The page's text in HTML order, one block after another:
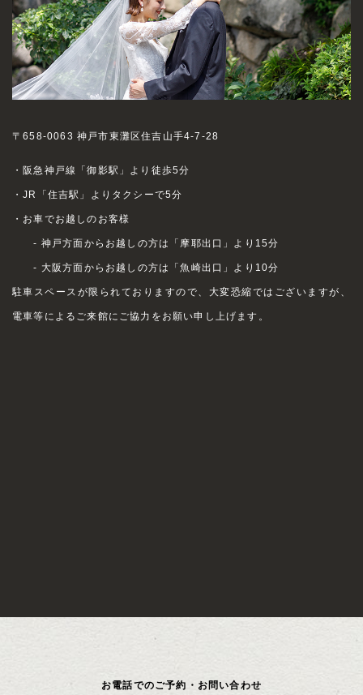
〒658-0063 神戸市東灘区住吉山手4-7-28
・阪急神戸線「御影駅」より徒歩5分
・JR「住吉駅」よりタクシーで5分
・お車でお越しのお客様
- 神戸方面からお越しの方は「摩耶出口」より15分
- 大阪方面からお越しの方は「魚崎出口」より10分
駐車スペースが限られておりますので、大変恐縮ではございますが、
電車等によるご来館にご協力をお願い申し上げます。
お電話でのご予約・お問い合わせ